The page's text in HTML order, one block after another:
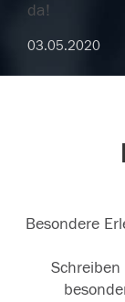
da!
03.05.2020
Besondere